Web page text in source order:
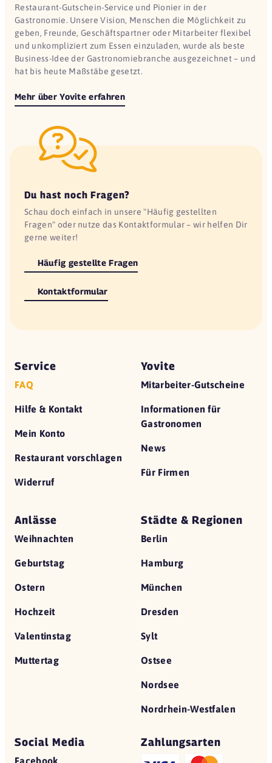
Restaurant-Gutschein-Service und Pionier in der
Gastronomie. Unsere Vision, Menschen die Möglichkeit zu
geben, Freunde, Geschäftspartner oder Mitarbeiter flexibel
und unkompliziert zum Essen einzuladen, wurde als beste
Business-Idee der Gastronomiebranche ausgezeichnet – und
hat bis heute Maßstäbe gesetzt.
Mehr über Yovite erfahren
Du hast noch Fragen?
Schau doch einfach in unsere "Häufig gestellten
Fragen" oder nutze das Kontaktformular – wir helfen Dir
gerne weiter!
Häufig gestellte Fragen
Kontaktformular
Service
FAQ
Hilfe & Kontakt
Mein Konto
Restaurant vorschlagen
Widerruf
Yovite
Mitarbeiter-Gutscheine
Informationen für
Gastronomen
News
Für Firmen
Anlässe
Weihnachten
Geburtstag
Ostern
Hochzeit
Valentinstag
Muttertag
Städte & Regionen
Berlin
Hamburg
München
Dresden
Sylt
Ostsee
Nordsee
Nordrhein-Westfalen
Social Media
Facebook
Zahlungsarten